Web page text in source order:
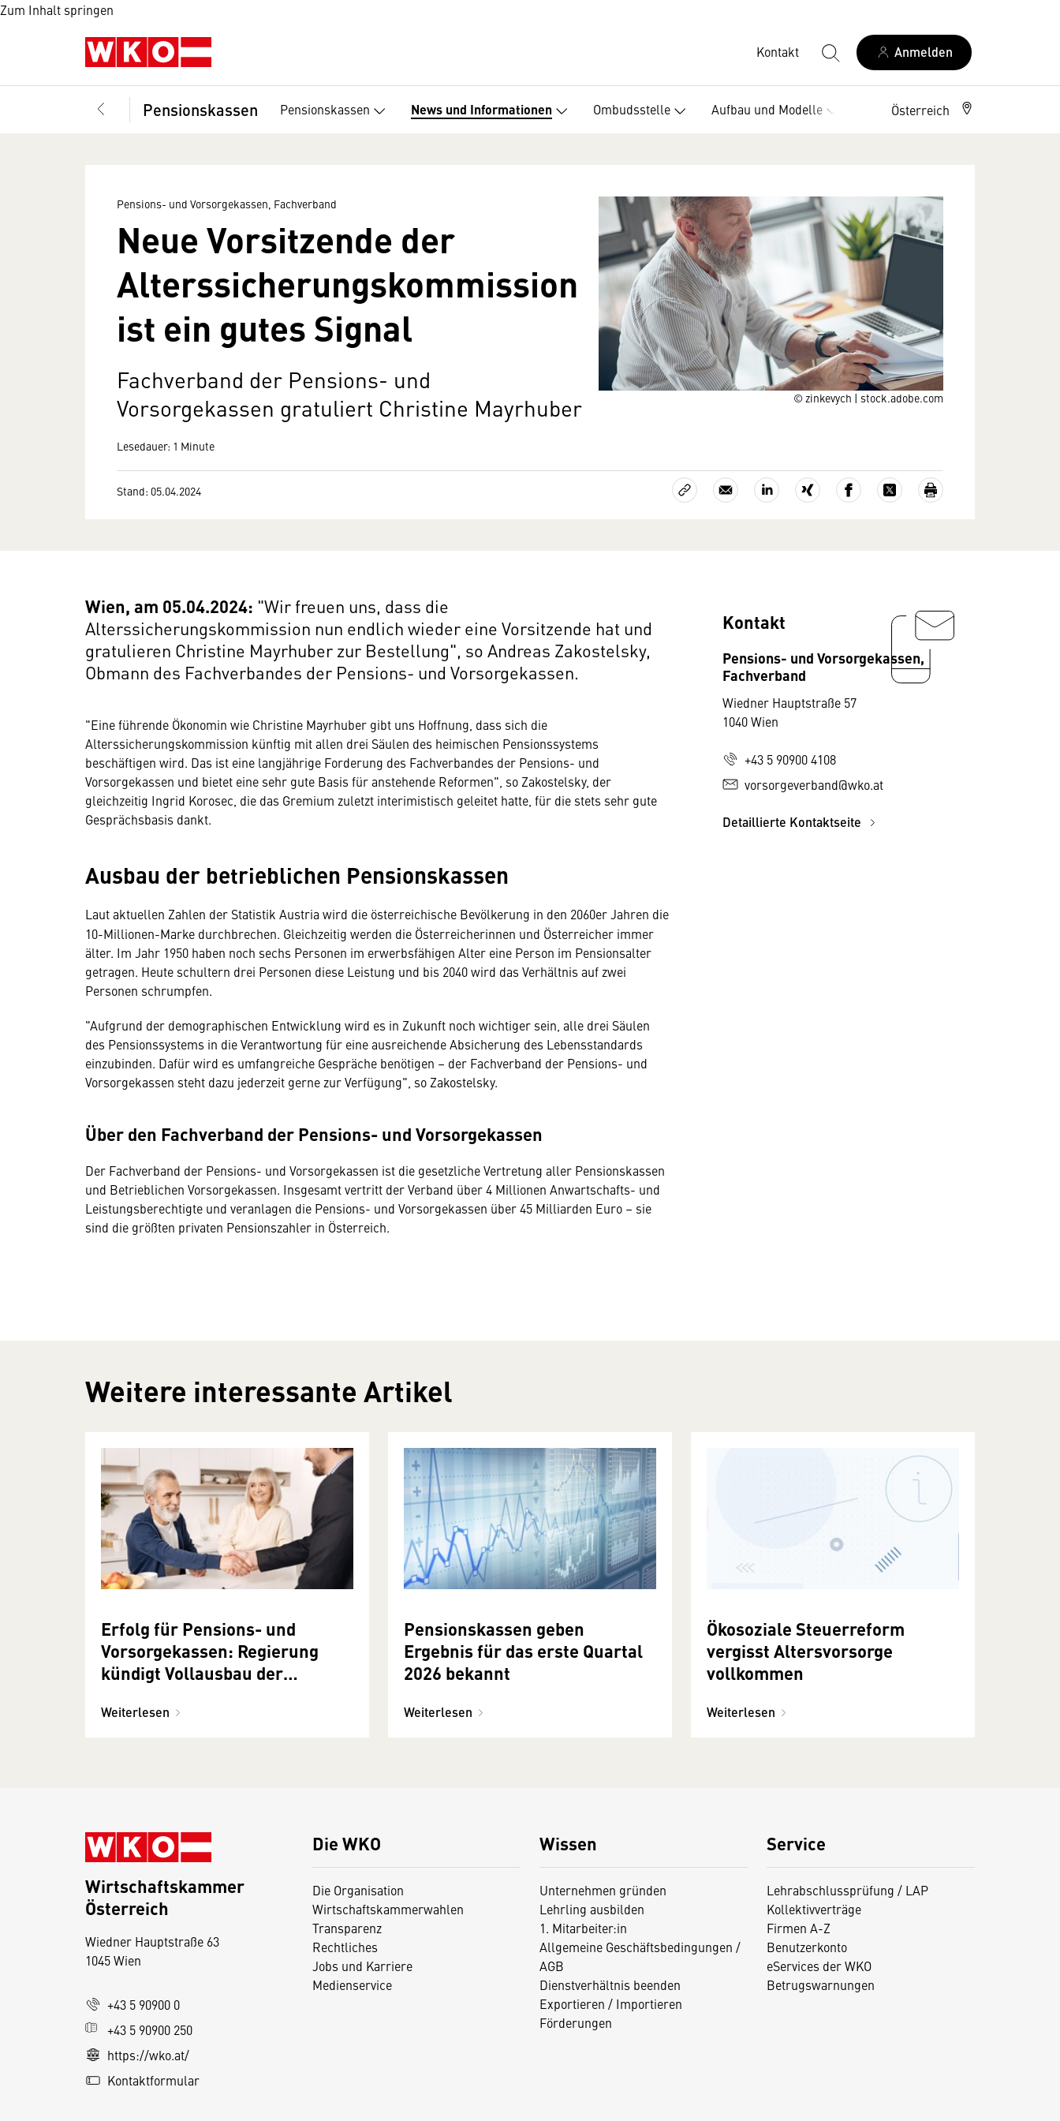
Zum Inhalt springen
Kontakt Anmelden
Pensionskassen Pensionskassen News und Informationen Ombudsstelle Aufbau und Modelle VorteileÖsterreich
© zinkevych | stock.adobe.com
Pensions- und Vorsorgekassen, Fachverband
Neue Vorsitzende der
Alterssicherungskommission
ist ein gutes Signal
Fachverband der Pensions- und
Vorsorgekassen gratuliert Christine Mayrhuber
Lesedauer: 1 Minute
Stand: 05.04.2024
Wien, am 05.04.2024: "Wir freuen uns, dass die
Alterssicherungskommission nun endlich wieder eine Vorsitzende hat und
gratulieren Christine Mayrhuber zur Bestellung", so Andreas Zakostelsky,
Obmann des Fachverbandes der Pensions- und Vorsorgekassen.
"Eine führende Ökonomin wie Christine Mayrhuber gibt uns Hoffnung, dass sich die
Alterssicherungskommission künftig mit allen drei Säulen des heimischen Pensionssystems
beschäftigen wird. Das ist eine langjährige Forderung des Fachverbandes der Pensions- und
Vorsorgekassen und bietet eine sehr gute Basis für anstehende Reformen", so Zakostelsky, der
gleichzeitig Ingrid Korosec, die das Gremium zuletzt interimistisch geleitet hatte, für die stets sehr gute
Gesprächsbasis dankt.
Ausbau der betrieblichen Pensionskassen
Laut aktuellen Zahlen der Statistik Austria wird die österreichische Bevölkerung in den 2060er Jahren die
10-Millionen-Marke durchbrechen. Gleichzeitig werden die Österreicherinnen und Österreicher immer
älter. Im Jahr 1950 haben noch sechs Personen im erwerbsfähigen Alter eine Person im Pensionsalter
getragen. Heute schultern drei Personen diese Leistung und bis 2040 wird das Verhältnis auf zwei
Personen schrumpfen.
"Aufgrund der demographischen Entwicklung wird es in Zukunft noch wichtiger sein, alle drei Säulen
des Pensionssystems in die Verantwortung für eine ausreichende Absicherung des Lebensstandards
einzubinden. Dafür wird es umfangreiche Gespräche benötigen – der Fachverband der Pensions- und
Vorsorgekassen steht dazu jederzeit gerne zur Verfügung", so Zakostelsky.
Über den Fachverband der Pensions- und Vorsorgekassen
Der Fachverband der Pensions- und Vorsorgekassen ist die gesetzliche Vertretung aller Pensionskassen
und Betrieblichen Vorsorgekassen. Insgesamt vertritt der Verband über 4 Millionen Anwartschafts- und
Leistungsberechtigte und veranlagen die Pensions- und Vorsorgekassen über 45 Milliarden Euro – sie
sind die größten privaten Pensionszahler in Österreich.
Kontakt
Pensions- und Vorsorgekassen,
Fachverband
Wiedner Hauptstraße 57
1040 Wien
+43 5 90900 4108
vorsorgeverband@wko.at
Detaillierte Kontaktseite
Weitere interessante Artikel
Erfolg für Pensions- und
Vorsorgekassen: Regierung
kündigt Vollausbau der
Weiterlesen
Pensionskassen geben
Ergebnis für das erste Quartal
2026 bekannt
Weiterlesen
Ökosoziale Steuerreform
vergisst Altersvorsorge
vollkommen
Weiterlesen
Die WKO
Die Organisation
Wirtschaftskammerwahlen
Transparenz
Rechtliches
Jobs und Karriere
Medienservice
Wissen
Unternehmen gründen
Lehrling ausbilden
1. Mitarbeiter:in
Allgemeine Geschäftsbedingungen /
AGB
Dienstverhältnis beenden
Exportieren / Importieren
Förderungen
Service
Lehrabschlussprüfung / LAP
Kollektivverträge
Firmen A-Z
Benutzerkonto
eServices der WKO
Betrugswarnungen
Wirtschaftskammer
Österreich
Wiedner Hauptstraße 63
1045 Wien
+43 5 90900 0
+43 5 90900 250
https://wko.at/
Kontaktformular